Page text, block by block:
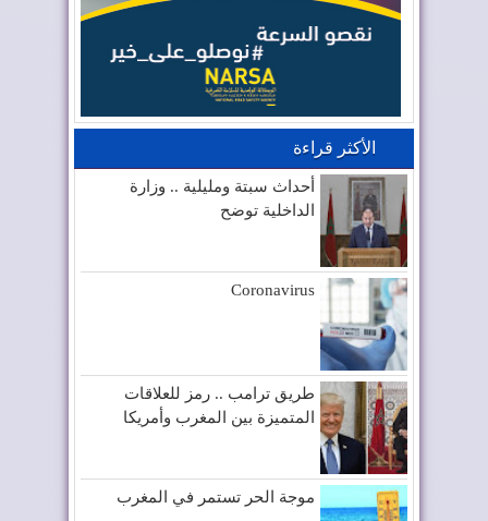
الأكثر قراءة
أحداث سبتة ومليلية .. وزارة
الداخلية توضح
Coronavirus
طريق ترامب .. رمز للعلاقات
المتميزة بين المغرب وأمريكا
موجة الحر تستمر في المغرب